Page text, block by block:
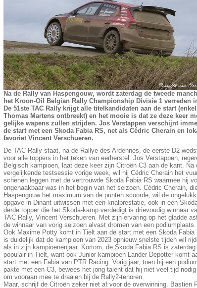
Na de Rally van Haspengouw, wordt zaterdag de tweede
het Kroon-Oil Belgian Rally Championship Divisie 1 verreden
De 51ste TAC Rally krijgt alle titelkandidaten aan de start (enkel
Thomas Martens ontbreekt) en het mooie is dat ze deze keer
gelijke wapens zullen strijden. Jos Verstappen verschijnt
de start met een Skoda Fabia RS, net als Cédric Cherain en
favoriet Vincent Verschueren.
De TAC Rally staat, na de Rallye des Ardennes, de eerste D2-
voor alle toppers in het teken van eerherstel. Jos Verstappen,
Belgisch kampioen, laat deze keer zijn Citroën C3 aan de kant. Na
vergelijkende testsessie vorige week, wil hij Cédric Cherain het
schenen leggen met de vertrouwde Skoda Fabia RS waarmee hij
ongenaakbaar was in het begin van het seizoen. Cédric Cherain,
Haspengouw het maximum van de punten scoorde, wil de
opgave in Dinant uitwissen met een knalprestatie, ook in een
derde topper die het Skoda-kamp verdedigt is drievoudig winnaar
TAC Rally, Vincent Verschueren. Met zijn ervaring op het gladde
de winnaar van vorig seizoen alvast dromen van een podiumplaats.
Ook Maxime Potty komt in Tielt aan de start met een Skoda Fabia
is duidelijk dat de kampioen van 2023 opnieuw snelste tijden wil
als in zijn kampioenenjaar. Kortom, de Skoda Fabia RS is zaterdag
populair in Tielt, want ook Junior-kampioen Lander Depotter komt
start met een Fabia van PTR Racing. Vorig jaar, toen hij een
pakte met een C3, bewees het jong talent dat hij niet veel tijd
om vooraan mee te draaien bij de Rally2-tenoren.
Maar, schrijf de Citroën zeker niet af voor de overwinning. Bastien